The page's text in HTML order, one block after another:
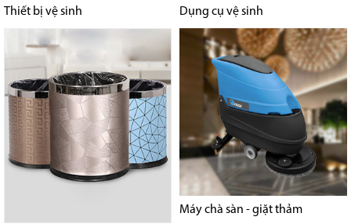
Thiết bị vệ sinh Dụng cụ vệ sinh
Máy chà sàn - giặt thảm